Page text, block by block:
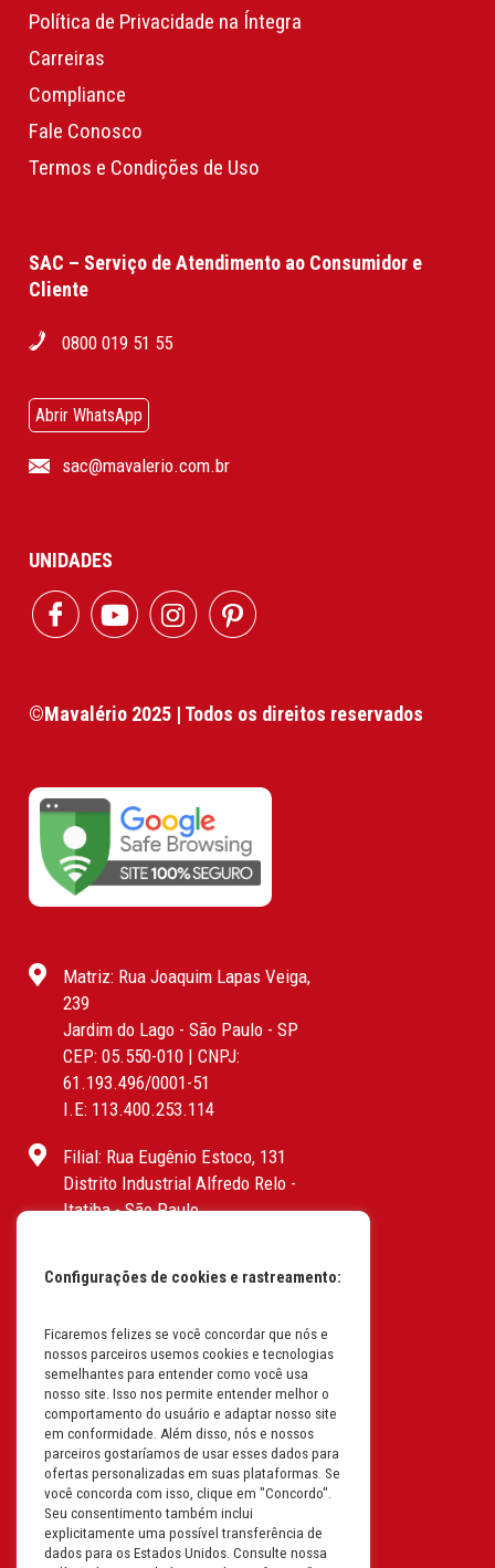
Política de Privacidade na Íntegra
Carreiras
Compliance
Fale Conosco
Termos e Condições de Uso
SAC – Serviço de Atendimento ao Consumidor e
Cliente
0800 019 51 55
Abrir WhatsApp
sac@mavalerio.com.br
UNIDADES
©Mavalério 2025 | Todos os direitos reservados
Matriz: Rua Joaquim Lapas Veiga,
239
Jardim do Lago - São Paulo - SP
CEP: 05.550-010 | CNPJ:
61.193.496/0001-51
I.E: 113.400.253.114
Filial: Rua Eugênio Estoco, 131
Distrito Industrial Alfredo Relo -
Itatiba - São Paulo
I.E: 382.096.357.1147
Filial: Av. Odila Chaves Rodrigues,
1277
Parque industrial RM - Condomínio
Therapark - Jundiaí - São Paulo
CEP: 13.213-087 | CNPJ:
61.193.496/0018-08
I.E: 407.642.800.114
Filial: Rua em Projeto G, 728 – Letra A
Configurações de cookies e rastreamento:
Ficaremos felizes se você concordar que nós e
nossos parceiros usemos cookies e tecnologias
semelhantes para entender como você usa
nosso site. Isso nos permite entender melhor o
comportamento do usuário e adaptar nosso site
em conformidade. Além disso, nós e nossos
parceiros gostaríamos de usar esses dados para
ofertas personalizadas em suas plataformas. Se
você concorda com isso, clique em "Concordo".
Seu consentimento também inclui
explicitamente uma possível transferência de
dados para os Estados Unidos. Consulte nossa